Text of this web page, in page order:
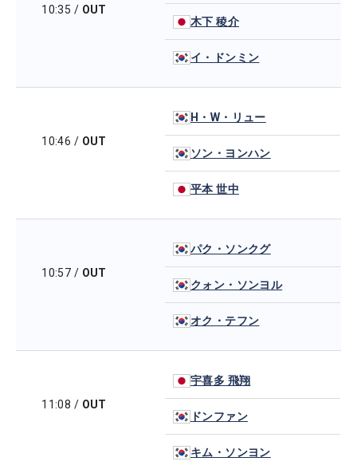
10:35 / OUT
木下 稜介
イ・ドンミン
10:46 / OUT
H・W・リュー
ソン・ヨンハン
平本 世中
10:57 / OUT
パク・ソンクグ
クォン・ソンヨル
オク・テフン
11:08 / OUT
宇喜多 飛翔
ドンファン
キム・ソンヨン